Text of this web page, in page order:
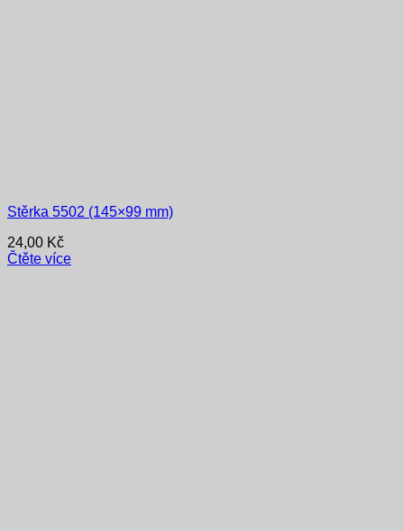
Stěrka 5502 (145×99 mm)
24,00 Kč
Čtěte více